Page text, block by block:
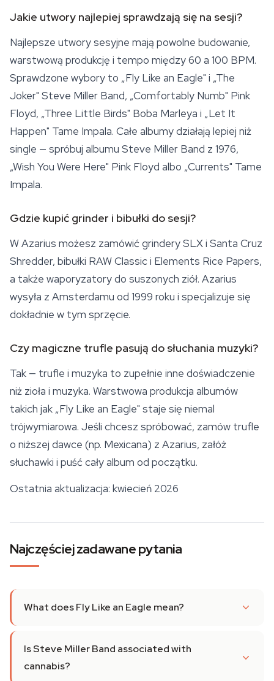
Jakie utwory najlepiej sprawdzają się na sesji?
Najlepsze utwory sesyjne mają powolne budowanie,
warstwową produkcję i tempo między 60 a 100 BPM.
Sprawdzone wybory to „Fly Like an Eagle" i „The
Joker" Steve Miller Band, „Comfortably Numb" Pink
Floyd, „Three Little Birds" Boba Marleya i „Let It
Happen" Tame Impala. Całe albumy działają lepiej niż
single — spróbuj albumu Steve Miller Band z 1976,
„Wish You Were Here" Pink Floyd albo „Currents" Tame
Impala.
Gdzie kupić grinder i bibułki do sesji?
W Azarius możesz zamówić grindery SLX i Santa Cruz
Shredder, bibułki RAW Classic i Elements Rice Papers,
a także waporyzatorydo suszonych ziół. Azarius
wysyła z Amsterdamu od 1999 roku i specjalizuje się
dokładnie w tym sprzęcie.
Czy magiczne trufle pasują do słuchania muzyki?
Tak — trufle i muzyka to zupełnie inne doświadczenie
niż zioła i muzyka. Warstwowa produkcja albumów
takich jak „Fly Like an Eagle" staje się niemal
trójwymiarowa. Jeśli chcesz spróbować, zamów trufle
o niższej dawce (np. Mexicana) z Azarius, załóż
słuchawki i puść cały album od początku.
Ostatnia aktualizacja: kwiecień 2026
Najczęściej zadawane pytania
What does Fly Like an Eagle mean?
Is Steve Miller Band associated with
cannabis?